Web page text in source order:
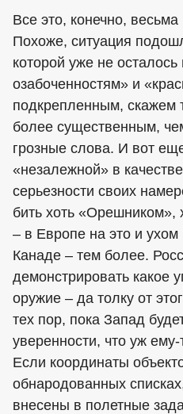
Все это, конечно,
Похоже, ситуация
которой уже не
озабоченностям» и
подкрепленным, скажем
более существенным,
грозные слова. И вот
«незалежной» в
серьезности своих
бить хоть «Орешником»,
– в Европе на это и
Канаде – тем более.
демонстрировать какое
оружие – да толку от
тех пор, пока Запад
уверенности, что уж ему-
Если координаты
обнародованных
внесены в полетные